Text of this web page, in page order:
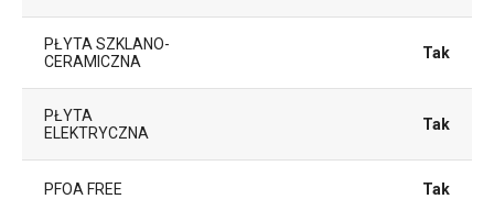
PŁYTA SZKLANO-
CERAMICZNA
Tak
PŁYTA
ELEKTRYCZNA
Tak
PFOA FREE Tak